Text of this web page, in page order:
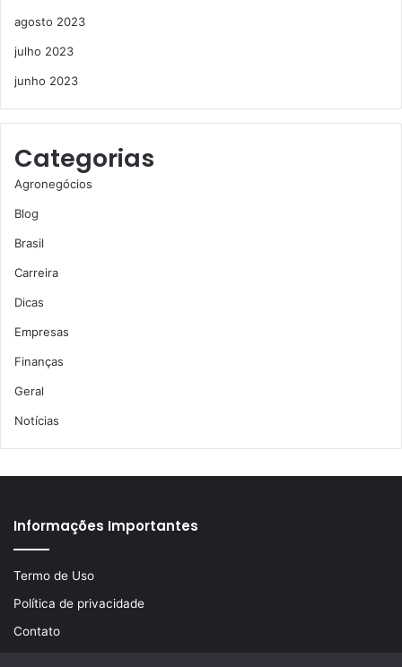
agosto 2023
julho 2023
junho 2023
Categorias
Agronegócios
Blog
Brasil
Carreira
Dicas
Empresas
Finanças
Geral
Notícias
Informações Importantes
Termo de Uso
Política de privacidade
Contato